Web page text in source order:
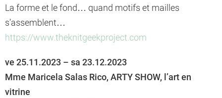
La forme et le fond… quand motifs et mailles
s’assemblent…
https://www.theknitgeekproject.com
ve 25.11.2023 – sa 23.12.2023
Mme Maricela Salas Rico, ARTY SHOW, l’art en
vitrine